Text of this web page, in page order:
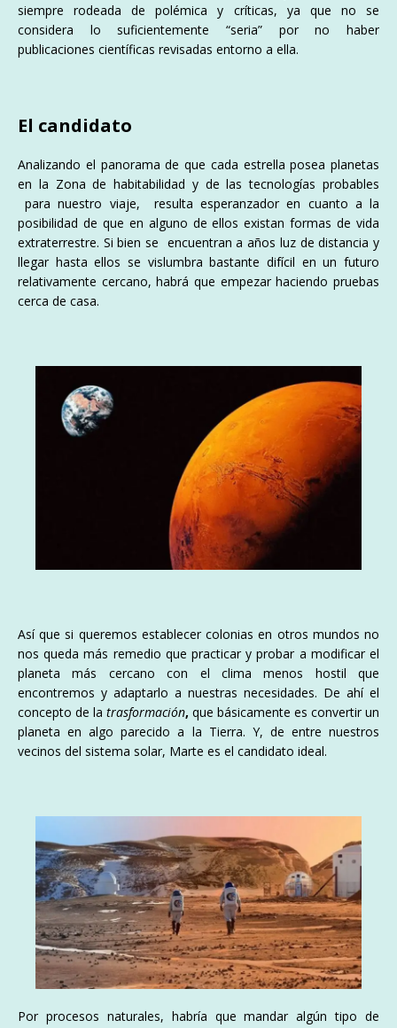
siempre rodeada de polémica y críticas, ya que no se
considera lo suficientemente “seria” por no haber
publicaciones científicas revisadas entorno a ella.
El candidato
Analizando el panorama de que cada estrella posea planetas
en la Zona de habitabilidad y de las tecnologías probables
para nuestro viaje, resulta esperanzador en cuanto a la
posibilidad de que en alguno de ellos existan formas de vida
extraterrestre. Si bien se encuentran a años luz de distancia y
llegar hasta ellos se vislumbra bastante difícil en un futuro
relativamente cercano, habrá que empezar haciendo pruebas
cerca de casa.
Así que si queremos establecer colonias en otros mundos no
nos queda más remedio que practicar y probar a modificar el
planeta más cercano con el clima menos hostil que
encontremos y adaptarlo a nuestras necesidades. De ahí el
concepto de la trasformación, que básicamente es convertir un
planeta en algo parecido a la Tierra. Y, de entre nuestros
vecinos del sistema solar, Marte es el candidato ideal.
Por procesos naturales, habría que mandar algún tipo de